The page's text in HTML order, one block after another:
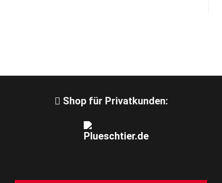
Shop für Privatkunden: